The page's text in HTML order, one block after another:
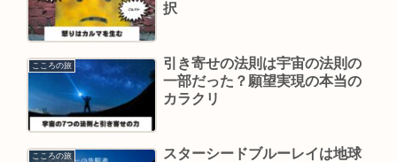
択
こころの旅
引き寄せの法則は宇宙の法則の
一部だった？願望実現の本当の
カラクリ
こころの旅
スターシードブルーレイは地球